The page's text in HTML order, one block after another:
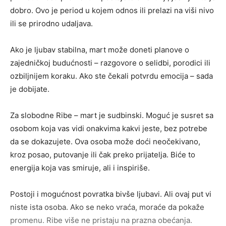
dobro. Ovo je period u kojem odnos ili prelazi na viši nivo
ili se prirodno udaljava.
Ako je ljubav stabilna, mart može doneti planove o
zajedničkoj budućnosti – razgovore o selidbi, porodici ili
ozbiljnijem koraku. Ako ste čekali potvrdu emocija – sada
je dobijate.
Za slobodne Ribe – mart je sudbinski. Moguć je susret sa
osobom koja vas vidi onakvima kakvi jeste, bez potrebe
da se dokazujete. Ova osoba može doći neočekivano,
kroz posao, putovanje ili čak preko prijatelja. Biće to
energija koja vas smiruje, ali i inspiriše.
Postoji i mogućnost povratka bivše ljubavi. Ali ovaj put vi
niste ista osoba. Ako se neko vraća, moraće da pokaže
promenu. Ribe više ne pristaju na prazna obećanja.